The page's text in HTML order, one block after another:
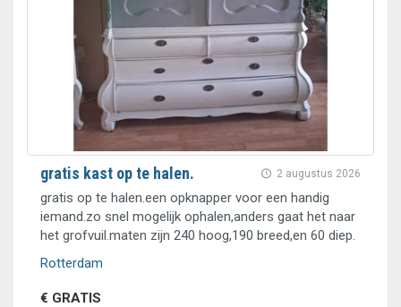
2 augustus 2026
gratis kast op te halen.
gratis op te halen.een opknapper voor een handig
iemand.zo snel mogelijk ophalen,anders gaat het naar
het grofvuil.maten zijn 240 hoog,190 breed,en 60 diep.
Rotterdam
€ GRATIS